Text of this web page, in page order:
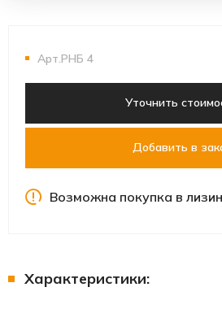
Арт.РНБ 4
Уточнить
Добавить в
Возможна покупка в
Характеристики: